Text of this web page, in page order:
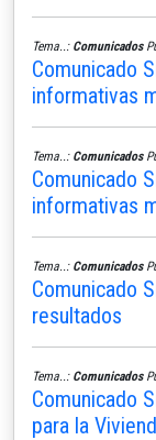
Tema..: Comunicados
Comunicado
informativas
Tema..: Comunicados
Comunicado
informativas
Tema..: Comunicados
Comunicado
resultados
Tema..: Comunicados
Comunicado
para la